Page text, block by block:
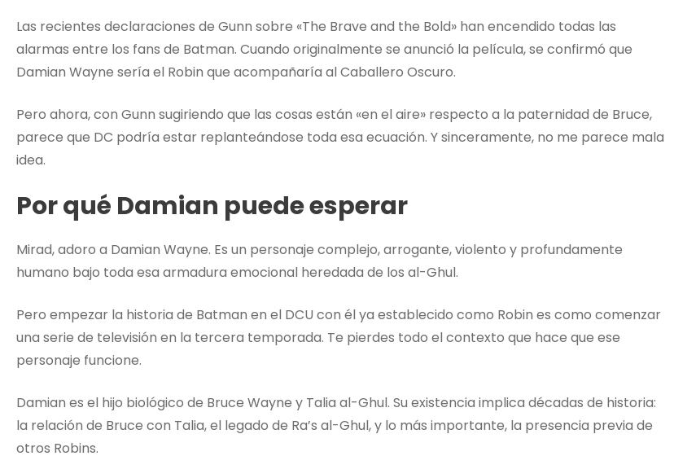
Las recientes declaraciones de Gunn sobre «The Brave and the Bold» han encendido todas las
alarmas entre los fans de Batman. Cuando originalmente se anunció la película, se confirmó que
Damian Wayne sería el Robin que acompañaría al Caballero Oscuro.
Pero ahora, con Gunn sugiriendo que las cosas están «en el aire» respecto a la paternidad de Bruce,
parece que DC podría estar replanteándose toda esa ecuación. Y sinceramente, no me parece mala
idea.
Por qué Damian puede esperar
Mirad, adoro a Damian Wayne. Es un personaje complejo, arrogante, violento y profundamente
humano bajo toda esa armadura emocional heredada de los al-Ghul.
Pero empezar la historia de Batman en el DCU con él ya establecido como Robin es como comenzar
una serie de televisión en la tercera temporada. Te pierdes todo el contexto que hace que ese
personaje funcione.
Damian es el hijo biológico de Bruce Wayne y Talia al-Ghul. Su existencia implica décadas de historia:
la relación de Bruce con Talia, el legado de Ra’s al-Ghul, y lo más importante, la presencia previa de
otros Robins.